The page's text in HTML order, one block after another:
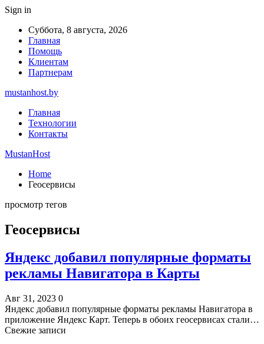
Sign in
Суббота, 8 августа, 2026
Главная
Помощь
Клиентам
Партнерам
mustanhost.by
Главная
Технологии
Контакты
MustanHost
Home
Геосервисы
просмотр тегов
Геосервисы
Яндекс добавил популярные форматы
рекламы Навигатора в Карты
Авг 31, 2023 0
Яндекс добавил популярные форматы рекламы Навигатора в
приложение Яндекс Карт. Теперь в обоих геосервисах стали…
Свежие записи